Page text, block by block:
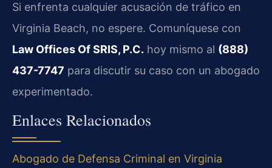
Si enfrenta cualquier acusación de tráfico en
Virginia Beach, no espere. Comuníquese con
Law Offices Of SRIS, P.C. hoy mismo al (888)
437-7747 para discutir su caso con un abogado
experimentado.
Enlaces Relacionados
Abogado de Defensa Criminal en Virginia